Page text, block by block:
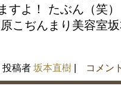
すよ！ たぶん（笑
こぢんまり美容室
稿者 坂本直樹 | コメン